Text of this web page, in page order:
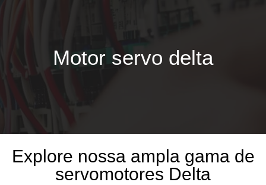
Motor servo delta
Explore nossa ampla gama de
servomotores Delta